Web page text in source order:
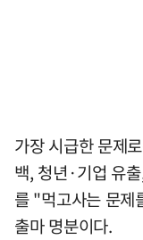
가장 시급한 문제
백, 청년·기업 유
를 "먹고사는 문제
출마 명분이다.